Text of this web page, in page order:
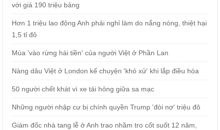
với giá 190 triệu bảng
Hơn 1 triệu lao động Anh phải nghỉ làm do nắng nóng, thiệt hại
1,5 tỉ đô
Mùa 'vào rừng hái tiền' của người Việt ở Phần Lan
Nàng dâu Việt ở London kể chuyện 'khó xử' khi lắp điều hòa
50 người chết khát vì xe tải hỏng giữa sa mạc
Những người nhập cư bị chính quyền Trump 'đòi nợ' triệu đô
Giám đốc nhà tang lễ ở Anh trao nhầm tro cốt suốt 12 năm,